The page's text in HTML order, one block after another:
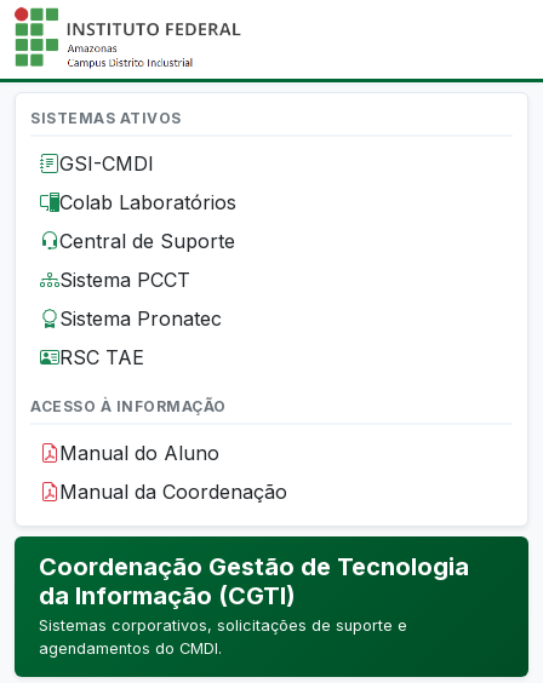
SISTEMAS ATIVOS
GSI-CMDI
Colab Laboratórios
Central de Suporte
Sistema PCCT
Sistema Pronatec
RSC TAE
ACESSO À INFORMAÇÃO
Manual do Aluno
Manual da Coordenação
Coordenação Gestão de Tecnologia
da Informação (CGTI)
Sistemas corporativos, solicitações de suporte e
agendamentos do CMDI.